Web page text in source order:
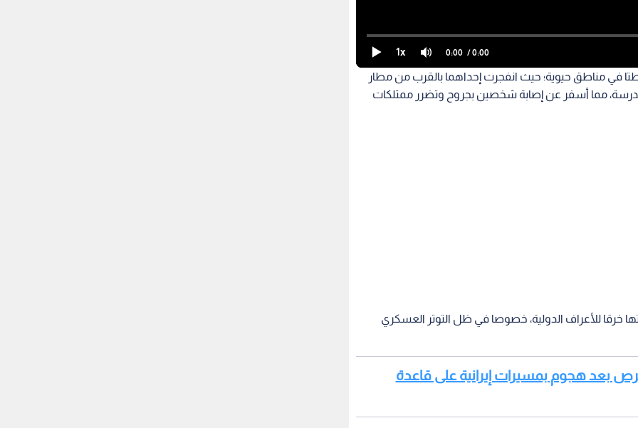
1x 0:00 / 0:00
في مناطق حيوية؛ حيث انفجرت إحداهما بالقرب من مطار
مدرسة، مما أسفر عن إصابة شخصين بجروح وتضرر ممتلكات
خرقا للأعراف الدولية، خصوصا في ظل التوتر العسكري
بعد هجوم بمسيرات إيرانية على قاعدة